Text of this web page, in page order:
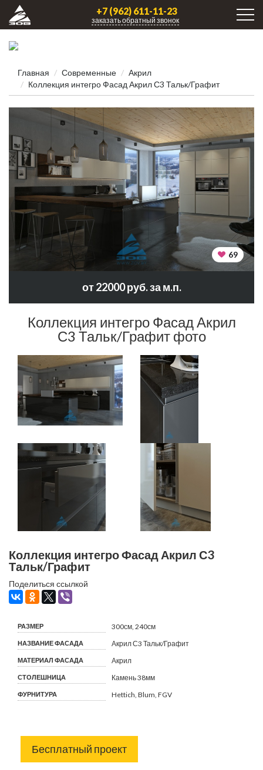
+7 (962) 611-11-23
заказать обратный звонок
Главная Современные
Акрил
Коллекция интегро Фасад Акрил С3 Тальк/Графит
69
от 22000 руб. за м.п.
Коллекция интегро Фасад Акрил
С3 Тальк/Графит фото
Коллекция интегро Фасад Акрил С3
Тальк/Графит
Поделиться ссылкой
РАЗМЕР 300см, 240см
НАЗВАНИЕ ФАСАДА Акрил С3 Тальк/Графит
МАТЕРИАЛ ФАСАДА Акрил
СТОЛЕШНИЦА Камень 38мм
ФУРНИТУРА Hettich, Blum, FGV
Бесплатный проект